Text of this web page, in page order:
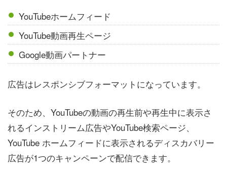
YouTubeホームフィード
YouTube動画再生ページ
Google動画パートナー
広告はレスポンシブフォーマットになっています。
そのため、YouTubeの動画の再生前や再生中に表示さ
れるインストリーム広告やYouTube検索ページ、
YouTube ホームフィードに表示されるディスカバリー
広告が1つのキャンペーンで配信できます。